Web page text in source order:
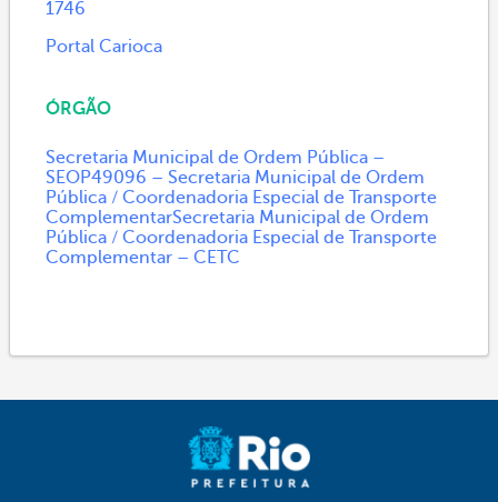
1746
Portal Carioca
ÓRGÃO
Secretaria Municipal de Ordem Pública –
SEOP49096 – Secretaria Municipal de Ordem
Pública / Coordenadoria Especial de Transporte
ComplementarSecretaria Municipal de Ordem
Pública / Coordenadoria Especial de Transporte
Complementar – CETC